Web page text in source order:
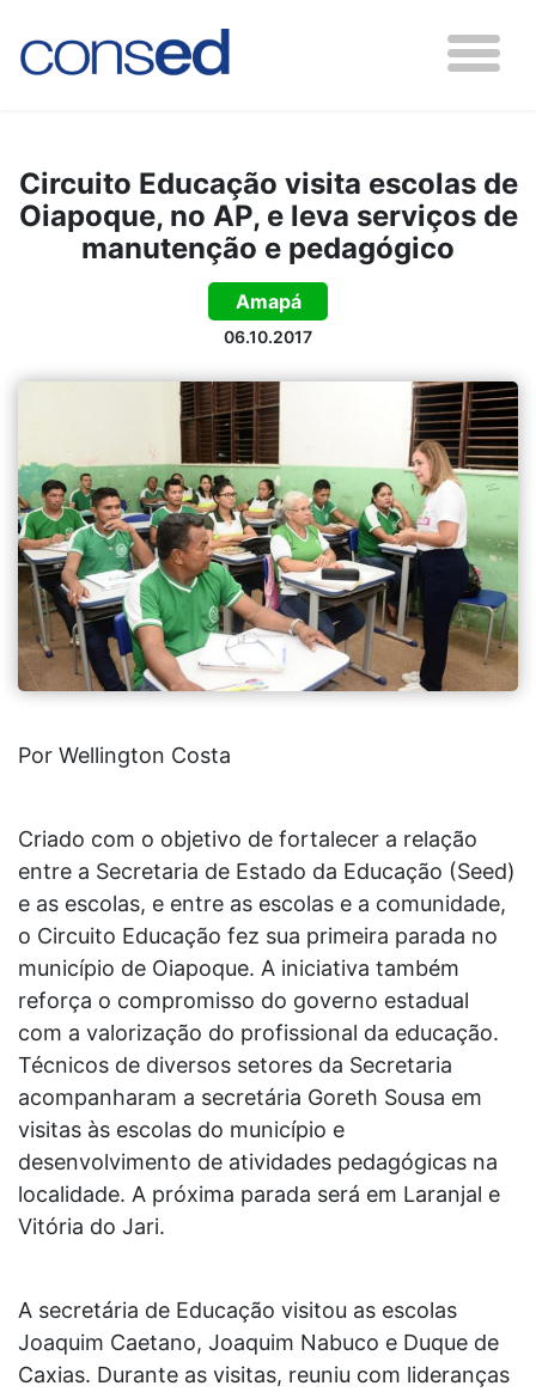
Circuito Educação visita escolas de
Oiapoque, no AP, e leva serviços de
manutenção e pedagógico
Amapá
06.10.2017
Por Wellington Costa
Criado com o objetivo de fortalecer a relação
entre a Secretaria de Estado da Educação (Seed)
e as escolas, e entre as escolas e a comunidade,
o Circuito Educação fez sua primeira parada no
município de Oiapoque. A iniciativa também
reforça o compromisso do governo estadual
com a valorização do profissional da educação.
Técnicos de diversos setores da Secretaria
acompanharam a secretária Goreth Sousa em
visitas às escolas do município e
desenvolvimento de atividades pedagógicas na
localidade. A próxima parada será em Laranjal e
Vitória do Jari.
A secretária de Educação visitou as escolas
Joaquim Caetano, Joaquim Nabuco e Duque de
Caxias. Durante as visitas, reuniu com lideranças